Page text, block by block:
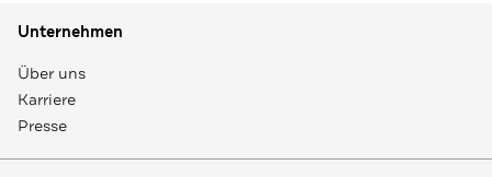
Unternehmen
Über uns
Karriere
Presse